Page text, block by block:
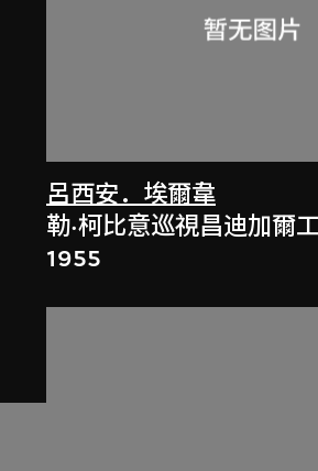
呂西安．埃爾韋
勒·柯比意巡視昌迪加爾
1955